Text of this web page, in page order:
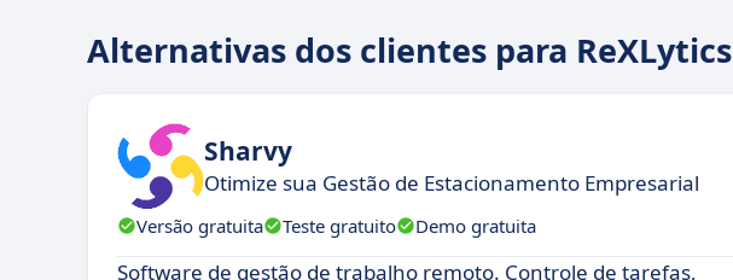
Alternativas dos clientes para ReXLytics
Sharvy
Otimize sua Gestão de Estacionamento Empresarial
Versão gratuita Teste gratuito Demo gratuita
Software de gestão de trabalho remoto. Controle de tarefas,